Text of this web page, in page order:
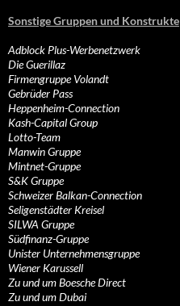
Sonstige Gruppen und Konstrukte
Adblock Plus-Werbenetzwerk
Die Guerillaz
Firmengruppe Volandt
Gebrüder Pass
Heppenheim-Connection
Kash-Capital Group
Lotto-Team
Manwin Gruppe
Mintnet-Gruppe
S&K Gruppe
Schweizer Balkan-Connection
Seligenstädter Kreisel
SILWA Gruppe
Südfinanz-Gruppe
Unister Unternehmensgruppe
Wiener Karussell
Zu und um Boesche Direct
Zu und um Dubai